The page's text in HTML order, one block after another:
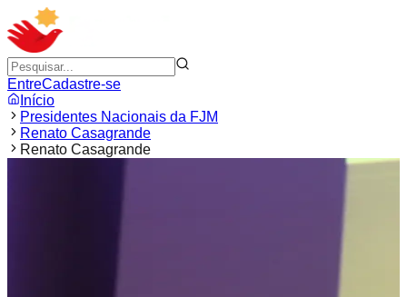
EntreCadastre-se
Início
Presidentes Nacionais da FJM
Renato Casagrande
Renato Casagrande